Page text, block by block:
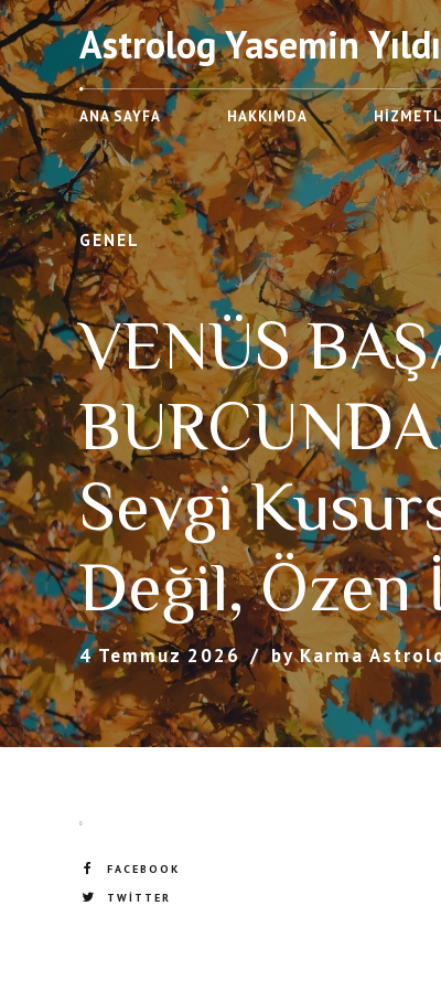
Astrolog Yasemin
ANA SAYFA HAKKIMDA
GENEL
VENÜS
Sevgi
Değil, Özen
4 Temmuz 2026 by Karma
FACEBOOK
TWITTER